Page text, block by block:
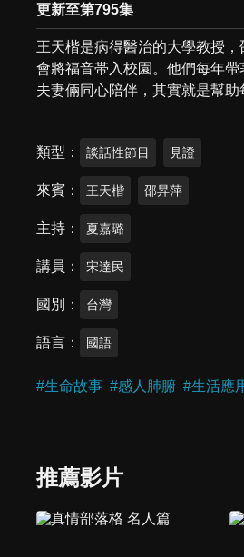
更新至第795集
王天楷是病得醫治的大學教授
會將福音帯入校園。他們每年
夫妻倆同心陪伴，其實就是幫助
類型 談話性節目 見證
來賓 王天楷 邵昇萍
主持 夏嘉璐
講員 宋達民
國別 台灣
語言 國語
#生命故事 #感人肺腑 #生活應
推薦影片